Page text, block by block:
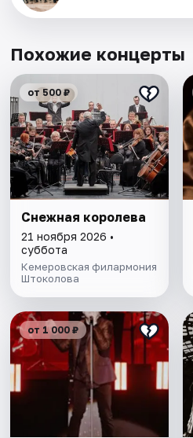
Похожие концерты
от 500 ₽
Снежная королева
21 ноября 2026 •
суббота
Кемеровская филармония
Штоколова
от 1 000 ₽